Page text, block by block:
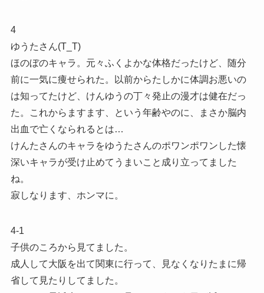
4
ゆうたさん(T_T)
ほのぼのキャラ。元々ふくよかな体格だったけど、随分
前に一気に痩せられた。以前からたしかに体調お悪いの
は知ってたけど、けんゆうの丁々発止の漫才は健在だっ
た。これからますます、という年齢やのに、まさか脳内
出血で亡くなられるとは…
けんたさんのキャラをゆうたさんのポワンポワンした懐
深いキャラが受け止めてうまいこと成り立ってました
ね。
寂しなります、ホンマに。
4-1
子供のころから見てました。
成人して大阪を出て関東に行って、見なくなりたまに帰
省して見たりしてました。